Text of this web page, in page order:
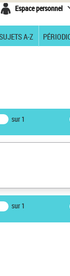
Espace personnel
A-Z
sur 1
sur 1